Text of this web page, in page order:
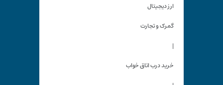
ارز دیجیتال
گمرک و تجارت
|
خرید درب اتاق خواب